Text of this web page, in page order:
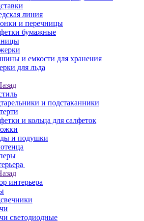
линия
и перечницы
бумажные
и емкости для хранения
для льда
и подстаканники
и кольца для салфеток
и подушки
интерьера
светодиодные